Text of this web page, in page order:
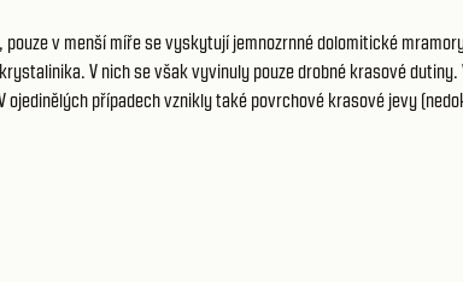
v menší míře se vyskytují jemnozrnné dolomitické
V nich se však vyvinuly pouze drobné krasové
případech vznikly také povrchové krasové jevy